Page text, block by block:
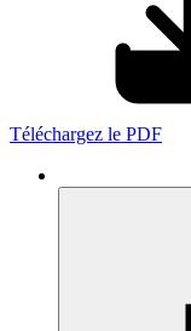
Téléchargez le PDF